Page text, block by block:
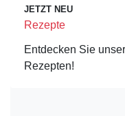
JETZT NEU
Rezepte
Entdecken Sie
Rezepten!